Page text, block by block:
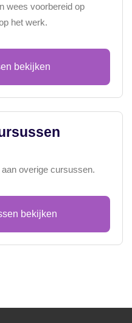
wees voorbereid op
het werk.
bekijken
overige cursussen.
bekijken